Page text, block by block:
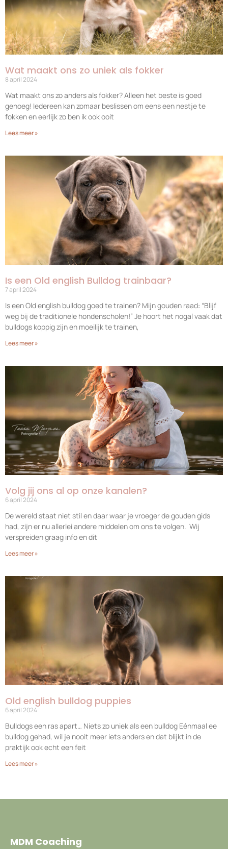
Wat maakt ons zo uniek als fokker
8 april 2024
Wat maakt ons zo anders als fokker? Alleen het beste is goed
genoeg! Iedereen kan zomaar beslissen om eens een nestje te
fokken en eerlijk zo ben ik ook ooit
Lees meer »
Is een Old english Bulldog trainbaar?
7 april 2024
Is een Old english bulldog goed te trainen? Mijn gouden raad: “Blijf
weg bij de traditionele hondenscholen!” Je hoort het nogal vaak dat
bulldogs koppig zijn en moeilijk te trainen,
Lees meer »
Volg jij ons al op onze kanalen?
6 april 2024
De wereld staat niet stil en daar waar je vroeger de gouden gids
had, zijn er nu allerlei andere middelen om ons te volgen. Wij
verspreiden graag info en dit
Lees meer »
Old english bulldog puppies
6 april 2024
Bulldogs een ras apart… Niets zo uniek als een bulldog Eénmaal ee
bulldog gehad, wil je nooit meer iets anders en dat blijkt in de
praktijk ook echt een feit
Lees meer »
MDM Coaching